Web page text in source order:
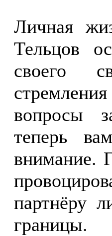
Личная
Тельцов
своего
вопросы
теперь
внимание.
партнёру
границы.